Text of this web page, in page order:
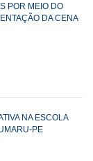
POR MEIO DO
DA CENA
NA ESCOLA
PE